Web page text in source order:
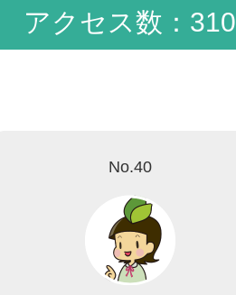
アクセス数：310
No.40